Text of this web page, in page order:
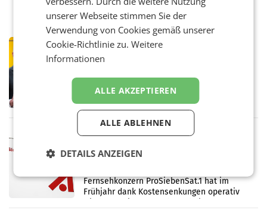
PRIMENEWS
Österreichische Post: Umsatzplus im
WIEN Die Österreichische Post AG hat im
ersten Halbjahr 2026 einen Konzernumsatz
von 1.544,0 Mio. EUR erwirtschaftet, was
einem Plus von 3,8 Prozent gegenüber dem
Vergleichszeitraum
ProSiebenSat.1 spart und macht
Fernsehkonzern ProSiebenSat.1 hat im
Frühjahr dank Kostensenkungen operativ
unserer Webseite stimmen Sie der
Verwendung von Cookies gemäß unserer
Cookie-Richtlinie zu.Weitere
Informationen
ALLE AKZEPTIEREN
ALLE ABLEHNEN
DETAILS ANZEIGEN